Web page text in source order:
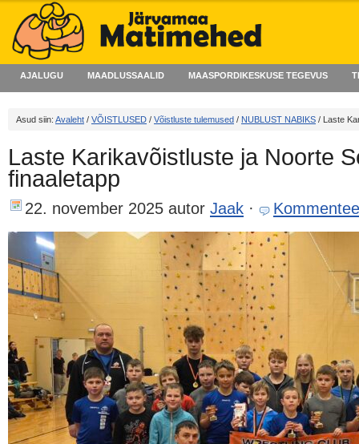
AJALUGU MAADLUSSAALID MAASPORDIKESKUSE TEGEVUS
Asud siin: Avaleht / VÕISTLUSED / Võistluste tulemused / NUBLUST NABIKS / Laste
Laste Karikavõistluste ja Noorte
finaaletapp
22. november 2025 autor Jaak ·